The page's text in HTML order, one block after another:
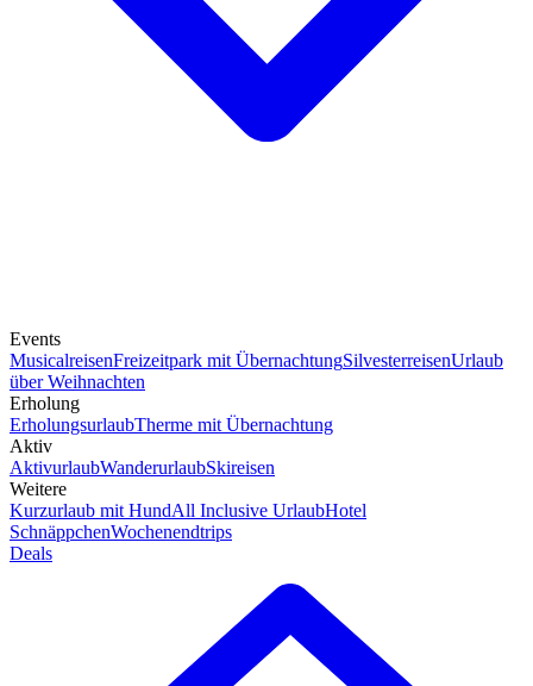
Events
MusicalreisenFreizeitpark mit ÜbernachtungSilvesterreisenUrlaub
über Weihnachten
Erholung
ErholungsurlaubTherme mit Übernachtung
Aktiv
AktivurlaubWanderurlaubSkireisen
Weitere
Kurzurlaub mit HundAll Inclusive UrlaubHotel
SchnäppchenWochenendtrips
Deals